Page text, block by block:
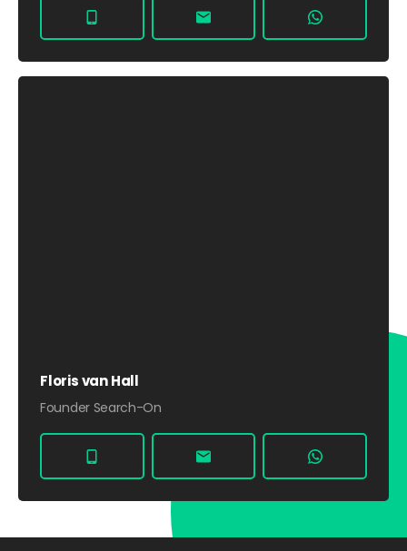
Floris van Hall
Founder Search-On